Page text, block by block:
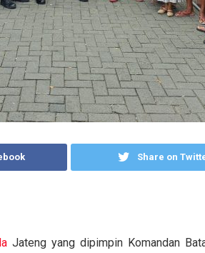
Share on
Jateng yang dipimpin Komandan